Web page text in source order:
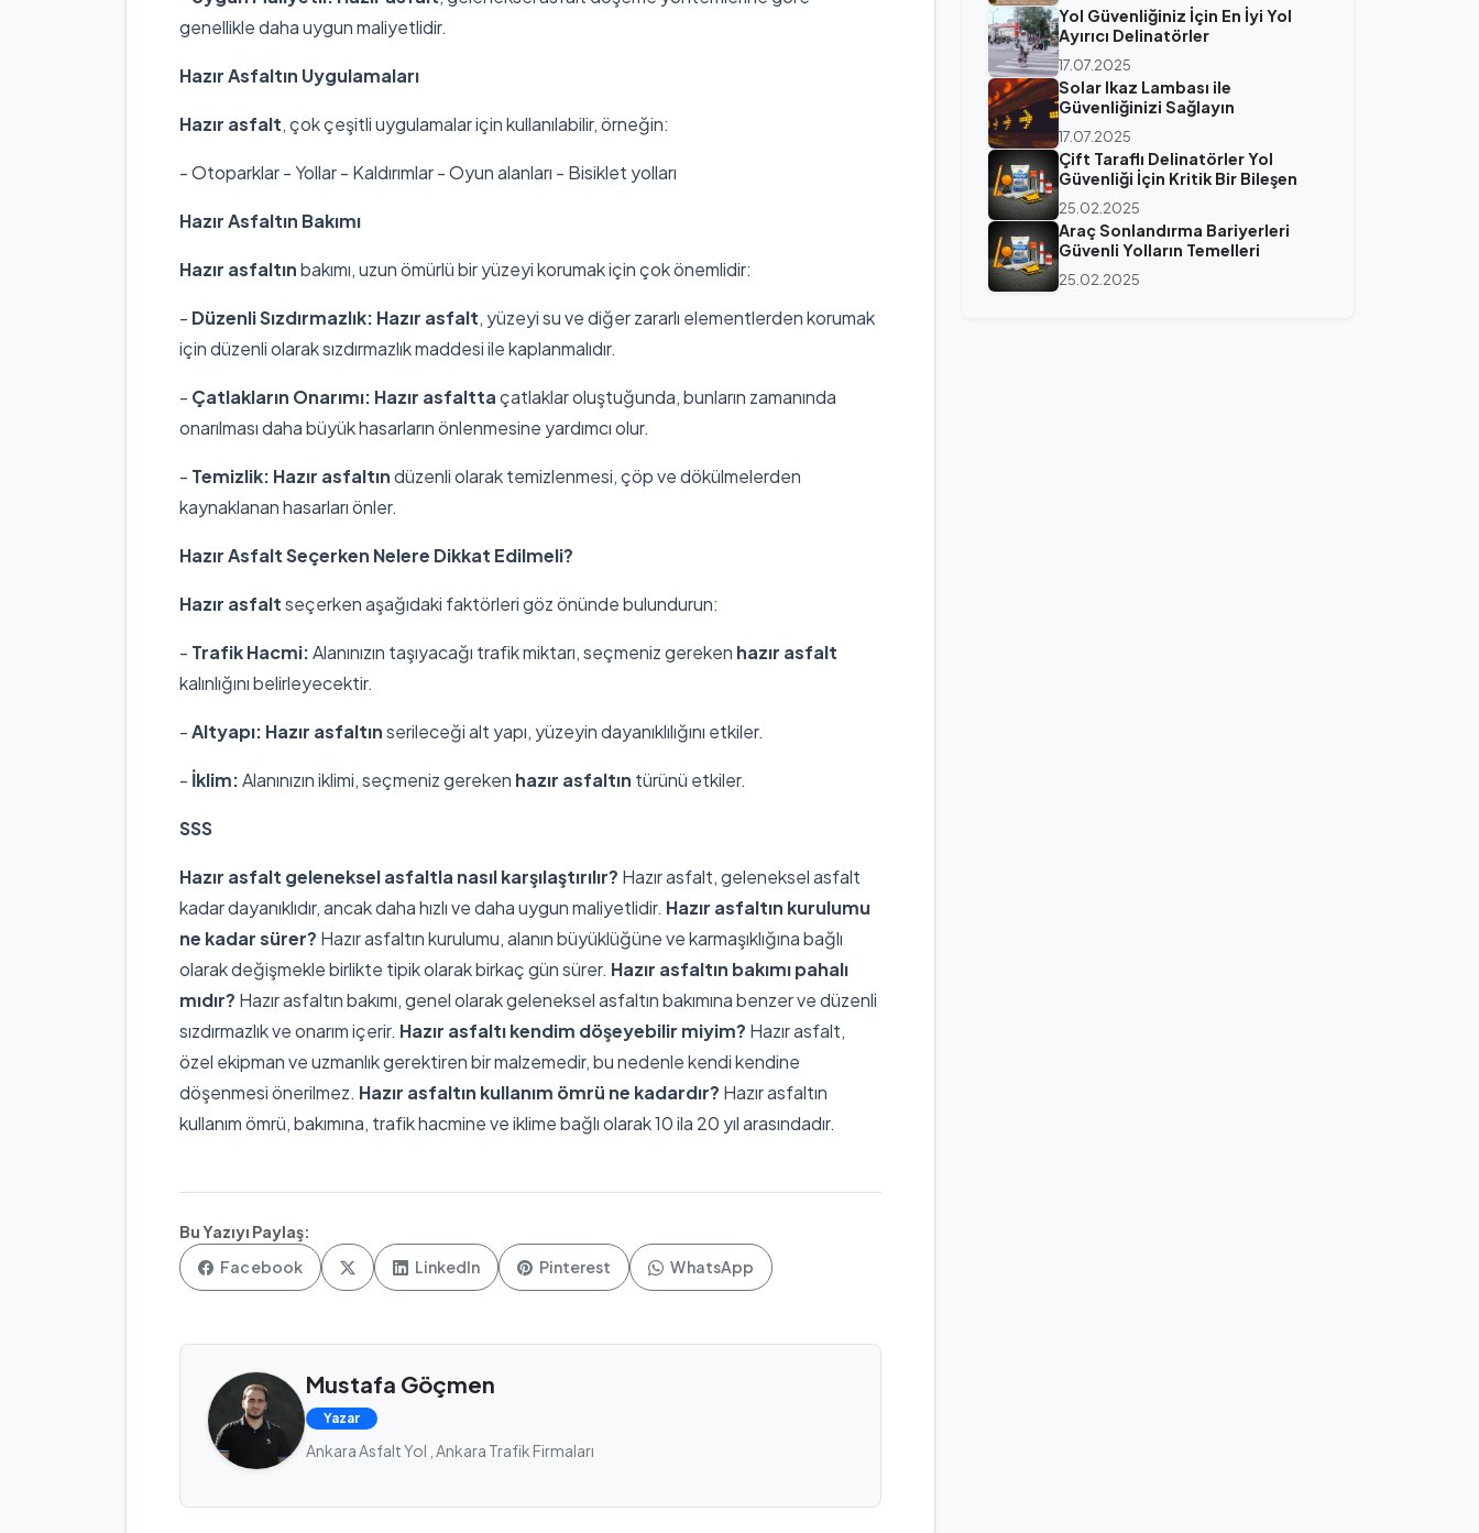
genellikle daha uygun maliyetlidir.
Hazır Asfaltın Uygulamaları
Hazır asfalt, çok çeşitli uygulamalar için kullanılabilir, örneğin:
- Otoparklar - Yollar - Kaldırımlar - Oyun alanları - Bisiklet yolları
Hazır Asfaltın Bakımı
Hazır asfaltınbakımı, uzun ömürlü bir yüzeyi korumak için çok önemlidir:
- Düzenli Sızdırmazlık: Hazır asfalt, yüzeyi su ve diğer zararlı elementlerden korumak
için düzenli olarak sızdırmazlık maddesi ile kaplanmalıdır.
- Çatlakların Onarımı: Hazır asfalttaçatlaklar oluştuğunda, bunların zamanında
onarılması daha büyük hasarların önlenmesine yardımcı olur.
- Temizlik: Hazır asfaltındüzenli olarak temizlenmesi, çöp ve dökülmelerden
kaynaklanan hasarları önler.
Hazır Asfalt Seçerken Nelere Dikkat Edilmeli?
Hazır asfaltseçerken aşağıdaki faktörleri göz önünde bulundurun:
- Trafik Hacmi:Alanınızın taşıyacağı trafik miktarı, seçmeniz gereken hazır asfalt
kalınlığını belirleyecektir.
-Altyapı: Hazır asfaltınserileceği alt yapı, yüzeyin dayanıklılığını etkiler.
- İklim:Alanınızın iklimi, seçmeniz gereken hazır asfaltın türünü etkiler.
SSS
Hazır asfalt geleneksel asfaltla nasıl karşılaştırılır? Hazır asfalt, geleneksel asfalt
kadar dayanıklıdır, ancak daha hızlı ve daha uygun maliyetlidir. Hazır asfaltın kurulumu
ne kadar sürer? Hazır asfaltın kurulumu, alanın büyüklüğüne ve karmaşıklığına bağlı
olarak değişmekle birlikte tipik olarak birkaç gün sürer. Hazır asfaltın bakımı pahalı
mıdır? Hazır asfaltın bakımı, genel olarak geleneksel asfaltın bakımına benzer ve düzenli
sızdırmazlık ve onarım içerir. Hazır asfaltı kendim döşeyebilir miyim? Hazır asfalt,
özel ekipman ve uzmanlık gerektiren bir malzemedir, bu nedenle kendi kendine
döşenmesi önerilmez. Hazır asfaltın kullanım ömrü ne kadardır? Hazır asfaltın
kullanım ömrü, bakımına, trafik hacmine ve iklime bağlı olarak 10 ila 20 yıl arasındadır.
Bu Yazıyı Paylaş:
Facebook
LinkedIn Pinterest WhatsApp
Mustafa Göçmen
Yazar
Ankara Asfalt Yol , Ankara Trafik Firmaları
Yol Güvenliğiniz İçin En İyi Yol
Ayırıcı Delinatörler
17.07.2025
Solar Ikaz Lambası ile
Güvenliğinizi Sağlayın
17.07.2025
Çift Taraflı Delinatörler Yol
Güvenliği İçin Kritik Bir Bileşen
25.02.2025
Araç Sonlandırma Bariyerleri
Güvenli Yolların Temelleri
25.02.2025